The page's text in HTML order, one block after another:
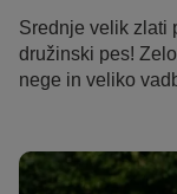
Srednje velik zlati
družinski pes!
nege in veliko